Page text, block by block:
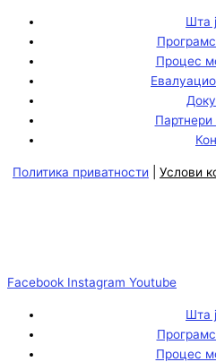
Шта
Процес
Партнери
Политика приватности Услови
Facebook Instagram Youtube
Шта
Процес